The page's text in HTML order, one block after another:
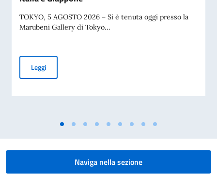
TOKYO, 5 AGOSTO 2026 – Si è tenuta oggi presso la
Marubeni Gallery di Tokyo...
LeggiCOMUNICATO STAMPA - "La bella Simonetta" di
Naviga nella sezione